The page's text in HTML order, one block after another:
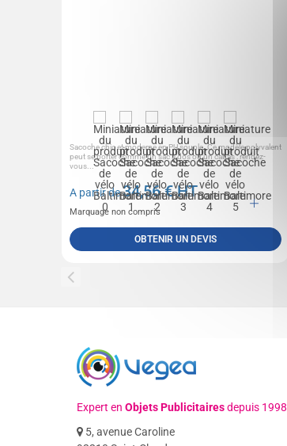
Sacoche chic et moderne en PU souple. Ce modèle polyvalent
peut se porter comme un sac à dos ou un cabas : rendez-
vous...
A partir de34,56€ HT
Marquage non compris
OBTENIR UN DEVIS
Expert en Objets Publicitairesdepuis 1998
5, avenue Caroline